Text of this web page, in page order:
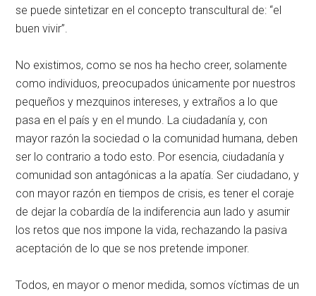
se puede sintetizar en el concepto transcultural de: “el
buen vivir”.
No existimos, como se nos ha hecho creer, solamente
como individuos, preocupados únicamente por nuestros
pequeños y mezquinos intereses, y extraños a lo que
pasa en el país y en el mundo. La ciudadanía y, con
mayor razón la sociedad o la comunidad humana, deben
ser lo contrario a todo esto. Por esencia, ciudadanía y
comunidad son antagónicas a la apatía. Ser ciudadano, y
con mayor razón en tiempos de crisis, es tener el coraje
de dejar la cobardía de la indiferencia aun lado y asumir
los retos que nos impone la vida, rechazando la pasiva
aceptación de lo que se nos pretende imponer.
Todos, en mayor o menor medida, somos víctimas de un